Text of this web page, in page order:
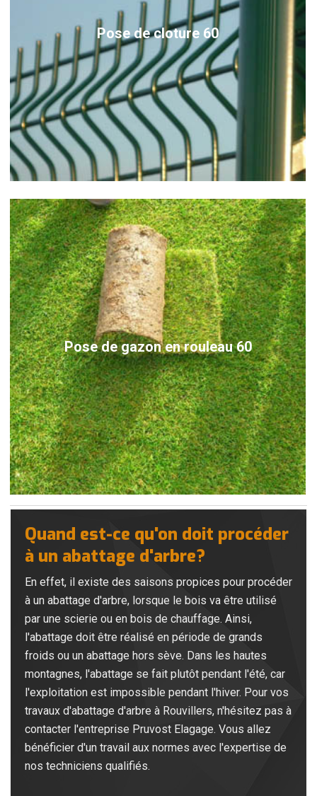
Pose de cloture 60
Pose de gazon en rouleau 60
Quand est-ce qu'on doit procéder
à un abattage d'arbre?
En effet, il existe des saisons propices pour procéder
à un abattage d'arbre, lorsque le bois va être utilisé
par une scierie ou en bois de chauffage. Ainsi,
l'abattage doit être réalisé en période de grands
froids ou un abattage hors sève. Dans les hautes
montagnes, l'abattage se fait plutôt pendant l'été, car
l'exploitation est impossible pendant l'hiver. Pour vos
travaux d'abattage d'arbre à Rouvillers, n'hésitez pas à
contacter l'entreprise Pruvost Elagage. Vous allez
bénéficier d'un travail aux normes avec l'expertise de
nos techniciens qualifiés.